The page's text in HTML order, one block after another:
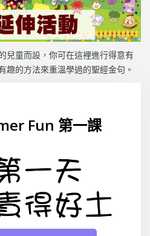
兒童而設，你可在這裡進行得意有
趣的方法來重溫學過的聖經金句。
Fun 第一課